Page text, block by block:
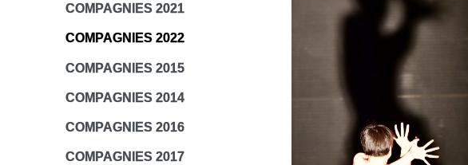
COMPAGNIES 2021
COMPAGNIES 2022
COMPAGNIES 2015
COMPAGNIES 2014
COMPAGNIES 2016
COMPAGNIES 2017